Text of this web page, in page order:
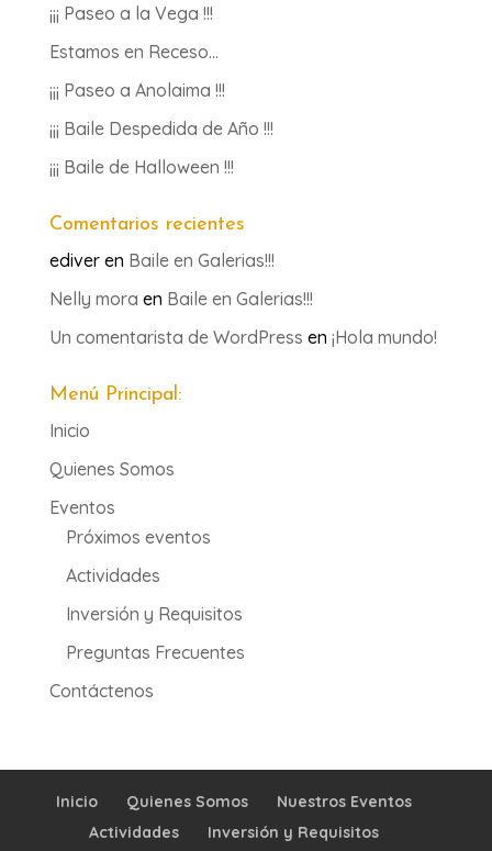
¡¡¡ Paseo a la Vega !!!
Estamos en Receso…
¡¡¡ Paseo a Anolaima !!!
¡¡¡ Baile Despedida de Año !!!
¡¡¡ Baile de Halloween !!!
Comentarios recientes
ediveren Baile en Galerias!!!
Nelly mora en Baile en Galerias!!!
Un comentarista de WordPress en ¡Hola mundo!
Menú Principal:
Inicio
Quienes Somos
Eventos
Próximos eventos
Actividades
Inversión y Requisitos
Preguntas Frecuentes
Contáctenos
Inicio Quienes Somos
Nuestros Eventos
Actividades
Inversión y Requisitos